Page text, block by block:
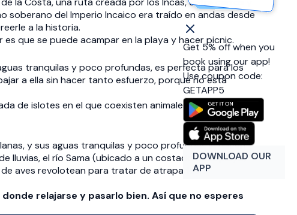
Get 5% off when you
book using our app!
Use coupon code:
GETAPP5
DOWNLOAD OUR
APP
soberano del Imperio Incaico era traído en andas desde
a la historia.
que se puede acampar en la playa y hacer picnic.
tranquilas y poco profundas, es perfecta para los
a ella sin hacer tanto esfuerzo, porque no está
de islotes en el que coexisten animales como
y sus aguas tranquilas y poco profundas la hacen
lluvias, el río Sama (ubicado a un costado de la playa)
aves revolotean para tratar de atraparlos.
relajarse y pasarlo bien. Así que no esperes